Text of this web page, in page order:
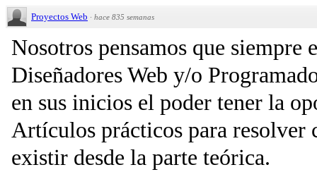
Proyectos Web · hace 835 semanas
Nosotros pensamos que siempre
Diseñadores Web y/o
en sus inicios el poder tener la
Artículos prácticos para resolver
existir desde la parte teórica.